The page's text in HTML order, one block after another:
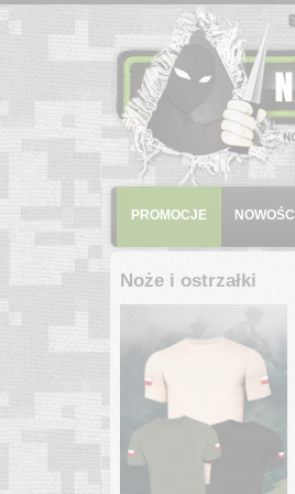
Menu
PROMOCJE NOWOŚCI
Noże i ostrzałki